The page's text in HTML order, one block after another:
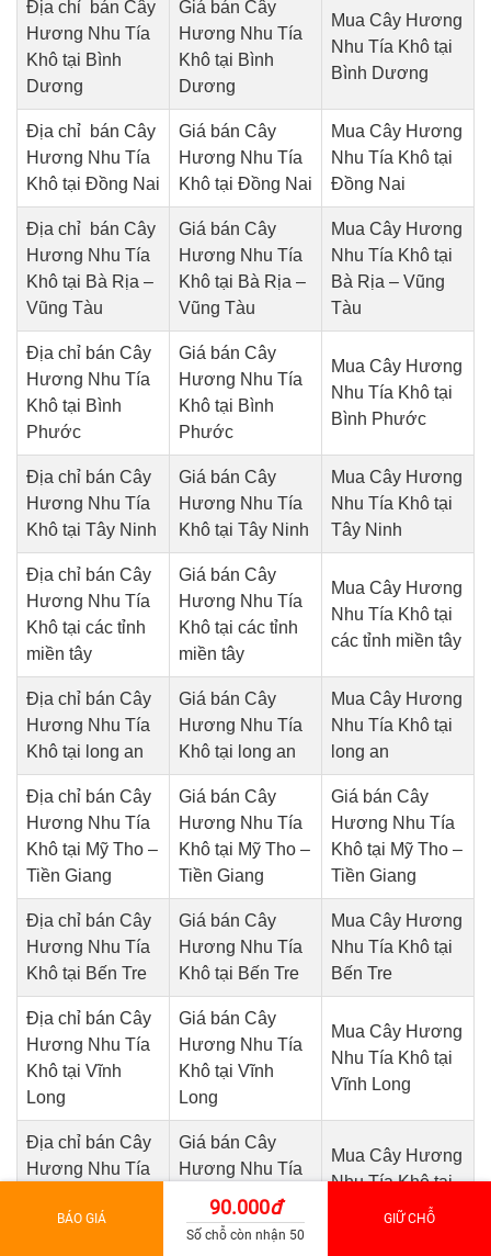
Địa chỉ bán Cây
Hương Nhu Tía
Khô tại Bình
Dương
Giá bán Cây
Hương Nhu Tía
Khô tại Bình
Dương
Mua Cây Hương
Nhu Tía Khô tại
Bình Dương
Địa chỉ bán Cây
Hương Nhu Tía
Khô tại Đồng Nai
Giá bán Cây
Hương Nhu Tía
Khô tại Đồng Nai
Mua Cây Hương
Nhu Tía Khô tại
Đồng Nai
Địa chỉ bán Cây
Hương Nhu Tía
Khô tại Bà Rịa –
Vũng Tàu
Giá bán Cây
Hương Nhu Tía
Khô tại Bà Rịa –
Vũng Tàu
Mua Cây Hương
Nhu Tía Khô tại
Bà Rịa – Vũng
Tàu
Địa chỉ bán Cây
Hương Nhu Tía
Khô tại Bình
Phước
Giá bán Cây
Hương Nhu Tía
Khô tại Bình
Phước
Mua Cây Hương
Nhu Tía Khô tại
Bình Phước
Địa chỉ bán Cây
Hương Nhu Tía
Khô tại Tây Ninh
Giá bán Cây
Hương Nhu Tía
Khô tại Tây Ninh
Mua Cây Hương
Nhu Tía Khô tại
Tây Ninh
Địa chỉ bán Cây
Hương Nhu Tía
Khô tại các tỉnh
miền tây
Giá bán Cây
Hương Nhu Tía
Khô tại các tỉnh
miền tây
Mua Cây Hương
Nhu Tía Khô tại
các tỉnh miền tây
Địa chỉ bán Cây
Hương Nhu Tía
Khô tại long an
Giá bán Cây
Hương Nhu Tía
Khô tại long an
Mua Cây Hương
Nhu Tía Khô tại
long an
Địa chỉ bán Cây
Hương Nhu Tía
Khô tại Mỹ Tho –
Tiền Giang
Giá bán Cây
Hương Nhu Tía
Khô tại Mỹ Tho –
Tiền Giang
Giá bán Cây
Hương Nhu Tía
Khô tại Mỹ Tho –
Tiền Giang
Địa chỉ bán Cây
Hương Nhu Tía
Khô tại Bến Tre
Giá bán Cây
Hương Nhu Tía
Khô tại Bến Tre
Mua Cây Hương
Nhu Tía Khô tại
Bến Tre
Địa chỉ bán Cây
Hương Nhu Tía
Khô tại Vĩnh
Long
Giá bán Cây
Hương Nhu Tía
Khô tại Vĩnh
Long
Mua Cây Hương
Nhu Tía Khô tại
Vĩnh Long
Địa chỉ bán Cây
Hương Nhu Tía
Tháp
Giá bán Cây
Hương Nhu Tía
Khô tại Đồng
Tháp
Mua Cây Hương
Nhu Tía Khô tại
Đồng Tháp
BÁO GIÁ 90.000đ
Số chỗ còn nhận 50
GIỮ CHỖ